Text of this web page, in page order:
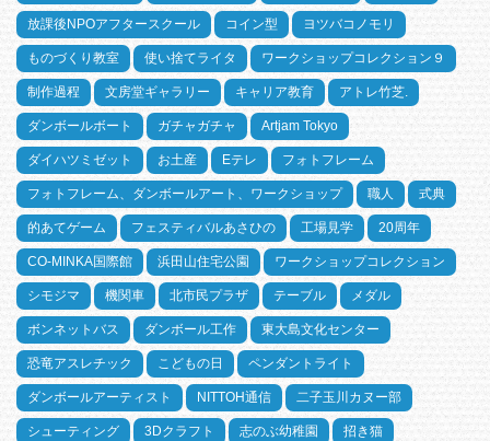
放課後NPOアフタースクール コイン型 ヨツバコノモリ
ものづくり教室 使い捨てライタ ワークショップコレクション９
制作過程 文房堂ギャラリー キャリア教育 アトレ竹芝.
ダンボールボート ガチャガチャ Artjam Tokyo
ダイハツミゼット お土産 Eテレ フォトフレーム
フォトフレーム、ダンボールアート、ワークショップ 職人 式典
的あてゲーム フェスティバルあさひの 工場見学 20周年
CO-MINKA国際館 浜田山住宅公園 ワークショップコレクション
シモジマ 機関車 北市民プラザ テーブル メダル
ボンネットバス ダンボール工作 東大島文化センター
恐竜アスレチック こどもの日 ペンダントライト
ダンボールアーティスト NITTOH通信 二子玉川カヌー部
シューティング 3Dクラフト 志のぶ幼稚園 招き猫